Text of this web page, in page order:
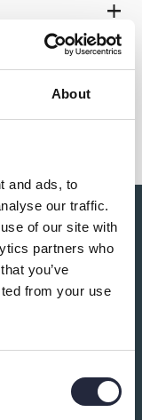
About
and ads, to
our traffic.
of our site with
partners who
you’ve
from your use
av: